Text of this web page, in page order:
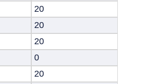
20
20
20
0
20